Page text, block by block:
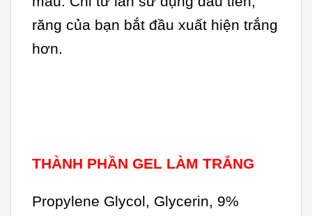
răng của bạn bắt đầu xuất hiện trắng
hơn.
THÀNH PHẦN GEL LÀM TRẮNG
Propylene Glycol, Glycerin, 9%